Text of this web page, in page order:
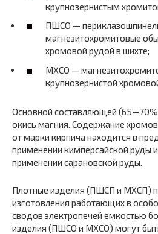
крупнозернистым
ПШСО —
магнезитохромитовые
хромовой рудой в шихте;
МХСО —
крупнозернистой
Основной составляющей
окись магния. Содержание
от марки кирпича находится в
применении кимперсайской руды
применении сарановской руды.
Плотные изделия (ПШСП и МХСП)
изготовления работающих в
сводов электропечей емкостью
изделия (ПШСО и МХСО) могут